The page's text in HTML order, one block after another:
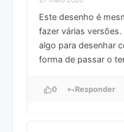
Este desenho é
fazer várias
algo para desenhar
forma de passar o
0 Responder